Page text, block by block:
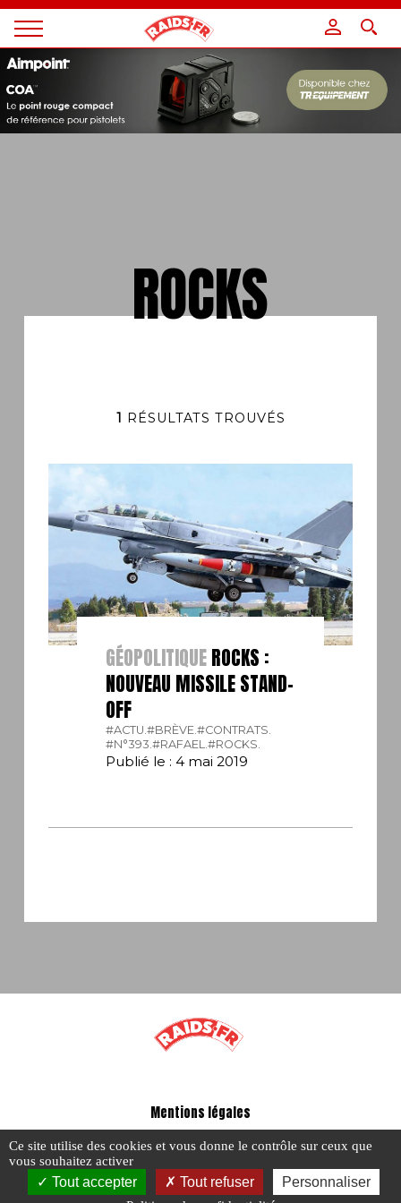
Magazine
Raids
ROCKS
1 RÉSULTATS TROUVÉS
GÉOPOLITIQUEROCKS :
NOUVEAU MISSILE STAND-
OFF
#ACTU.#BRÈVE.#CONTRATS.
#N°393.#RAFAEL.#ROCKS.
Publié le : 4 mai 2019
Mentions légales
-
A propos - FAQ
Panneau de gestion des cookies
Ce site utilise des cookies et vous donne le contrôle sur ceux que
vous souhaitez activer
Tout accepter Tout refuser Personnaliser